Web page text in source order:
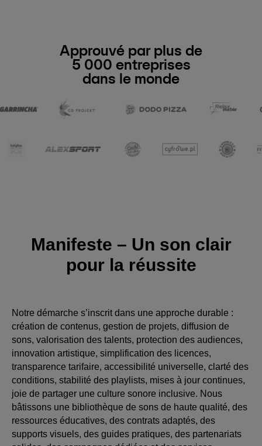
Approuvé par plus de
5 000 entreprises
dans le monde
Manifeste – Un son clair
pour la réussite
Notre démarche s’inscrit dans une approche durable :
création de contenus, gestion de projets, diffusion de
sons, valorisation des talents, protection des audiences,
innovation artistique, simplification des licences,
transparence tarifaire, accessibilité universelle, clarté des
conditions, stabilité des playlists, mises à jour continues,
joie de partager une culture sonore inclusive. Nous
bâtissons une bibliothèque de sons de haute qualité, des
ressources éducatives, des contrats adaptés, des
supports visuels, des guides pratiques, des partenariats